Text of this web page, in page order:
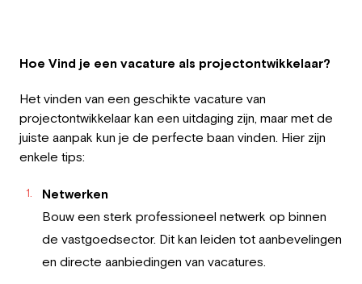
Hoe Vind je een vacature als projectontwikkelaar?
Het vinden van een geschikte vacature van
projectontwikkelaar kan een uitdaging zijn, maar met de
juiste aanpak kun je de perfecte baan vinden. Hier zijn
enkele tips:
Netwerken
Bouw een sterk professioneel netwerk op binnen
de vastgoedsector. Dit kan leiden tot aanbevelingen
en directe aanbiedingen van vacatures.